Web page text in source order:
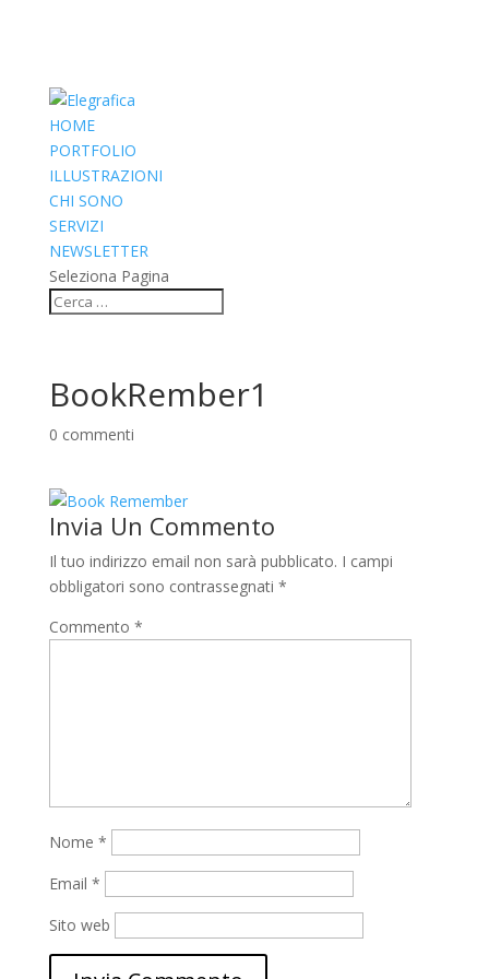
HOME
PORTFOLIO
ILLUSTRAZIONI
CHI SONO
SERVIZI
NEWSLETTER
Seleziona Pagina
BookRember1
0 commenti
Invia Un Commento
Il tuo indirizzo email non sarà pubblicato. I campi
obbligatori sono contrassegnati *
Commento *
Nome *
Email *
Sito web